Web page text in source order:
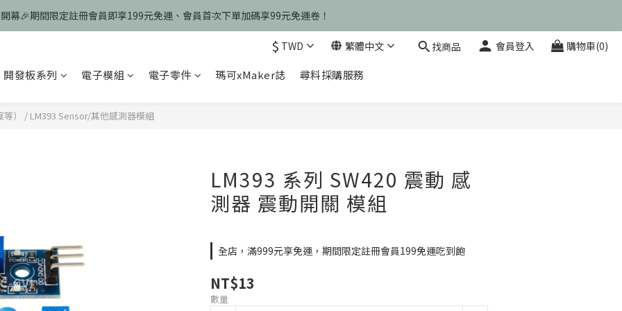
幕🎉期間限定註冊會員即享199元免運、會員首次下單加碼享99元免運卷！
幕🎉期間限定註冊會員即享199元免運、會員首次下單加碼享99元免運卷！
歡迎光臨瑪可希維，本站商品皆為台灣現貨、含稅可打統編
幕🎉期間限定註冊會員即享199元免運、會員首次下單加碼享99元免運卷！
$ TWD 繁體中文 找商品 會員登入 購物車(0)
開發板系列 電子模組 電子零件 瑪可xMaker誌 尋料採購服務
） / LM393 Sensor/其他感測器模組
LM393 系列 SW420 震動 感
測器 震動開關 模組
全店，滿999元享免運，期間限定註冊會員199免運吃到飽
NT$13
數量